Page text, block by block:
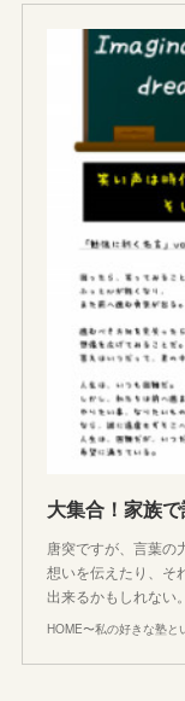
大集合！家族
唐突ですが、言葉の
想いを伝えたり、そ
出来るかもしれない
HOME〜私の好きな塾と